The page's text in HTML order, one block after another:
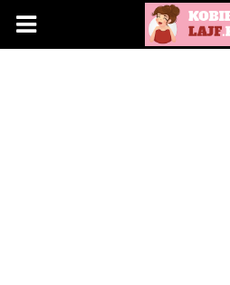
KobiecyLajf.pl